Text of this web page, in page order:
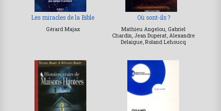
Les miracles de la Bible
Gérard Majax
Où sont-ils ?
Mathieu Angelou, Gabriel
Chardin, Jean Duperat, Alexandre
Delaigue, Roland Lehoucq